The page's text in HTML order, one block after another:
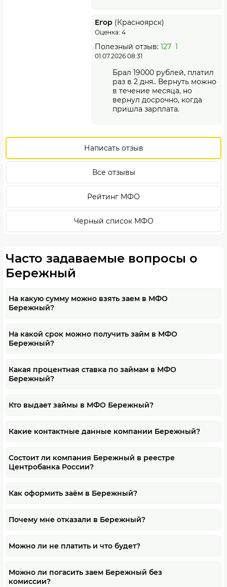
Егор (Красноярск)
Оценка: 4
Полезный отзыв: 127 1
01.07.2026 08:31
Брал 19000 рублей, платил
раз в 2 дня.. Вернуть можно
в течение месяца, но
вернул досрочно, когда
пришла зарплата.
Написать отзыв
Все отзывы
Рейтинг МФО
Черный список МФО
Часто задаваемые вопросы о
Бережный
На какую сумму можно взять заем в МФО
Бережный?
На какой срок можно получить займ в МФО
Бережный?
Какая процентная ставка по займам в МФО
Бережный?
Кто выдает займы в МФО Бережный?
Какие контактные данные компании Бережный?
Состоит ли компания Бережный в реестре
Центробанка России?
Как оформить заём в Бережный?
Почему мне отказали в Бережный?
Можно ли не платить и что будет?
Можно ли погасить заем Бережный без
комиссии?